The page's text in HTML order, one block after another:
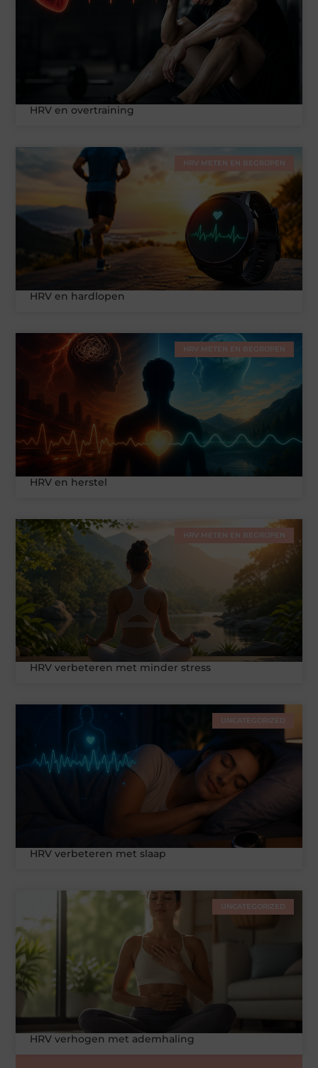
HRV en overtraining
HRV METEN EN BEGRIJPEN
HRV en hardlopen
HRV METEN EN BEGRIJPEN
HRV en herstel
HRV METEN EN BEGRIJPEN
HRV verbeteren met minder stress
UNCATEGORIZED
HRV verbeteren met slaap
UNCATEGORIZED
HRV verhogen met ademhaling